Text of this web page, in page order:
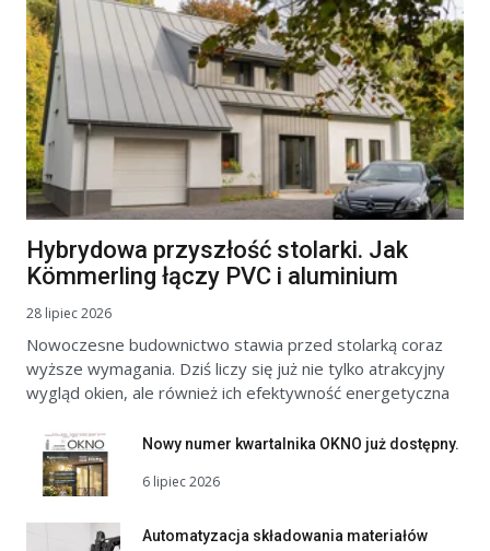
Hybrydowa przyszłość stolarki. Jak
Kömmerling łączy PVC i aluminium
28 lipiec 2026
Nowoczesne budownictwo stawia przed stolarką coraz
wyższe wymagania. Dziś liczy się już nie tylko atrakcyjny
wygląd okien, ale również ich efektywność energetyczna
Nowy numer kwartalnika OKNO już dostępny.
6 lipiec 2026
Automatyzacja składowania materiałów